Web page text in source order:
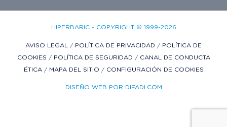
HIPERBARIC - COPYRIGHT © 1999-2026
AVISO LEGAL / POLÍTICA DE PRIVACIDAD / POLÍTICA DE
COOKIES / POLÍTICA DE SEGURIDAD / CANAL DE CONDUCTA
ÉTICA / MAPA DEL SITIO / CONFIGURACIÓN DE COOKIES
DISEÑO WEB POR DIFADI.COM